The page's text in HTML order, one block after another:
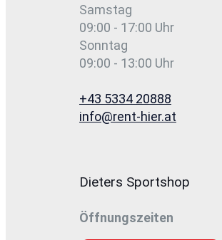
Samstag
09:00 - 17:00 Uhr
Sonntag
09:00 - 13:00 Uhr
+43 5334 20888
info@rent-hier.at
Dieters Sportshop
Öffnungszeiten